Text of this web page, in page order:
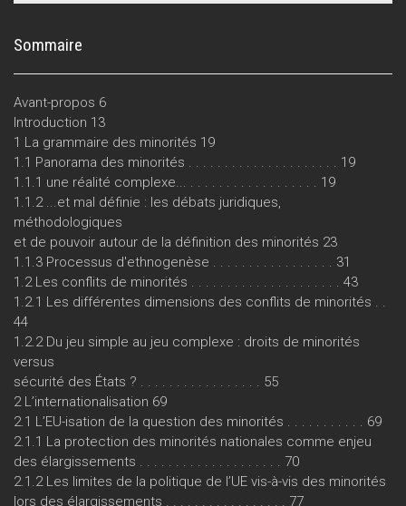
Sommaire
Avant-propos 6
Introduction 13
1 La grammaire des minorités 19
1.1 Panorama des minorités . . . . . . . . . . . . . . . . . . . . . 19
1.1.1 une réalité complexe... . . . . . . . . . . . . . . . . . . 19
1.1.2 ...et mal définie : les débats juridiques,
méthodologiques
et de pouvoir autour de la définition des minorités 23
1.1.3 Processus d'ethnogenèse . . . . . . . . . . . . . . . . . 31
1.2 Les conflits de minorités . . . . . . . . . . . . . . . . . . . . . 43
1.2.1 Les différentes dimensions des conflits de minorités . .
44
1.2.2 Du jeu simple au jeu complexe : droits de minorités
versus
sécurité des États ? . . . . . . . . . . . . . . . . . 55
2 L’internationalisation 69
2.1 L’EU-isation de la question des minorités . . . . . . . . . . . 69
2.1.1 La protection des minorités nationales comme enjeu
des élargissements . . . . . . . . . . . . . . . . . . . . 70
2.1.2 Les limites de la politique de l’UE vis-à-vis des minorités
lors des élargissements . . . . . . . . . . . . . . . . . 77